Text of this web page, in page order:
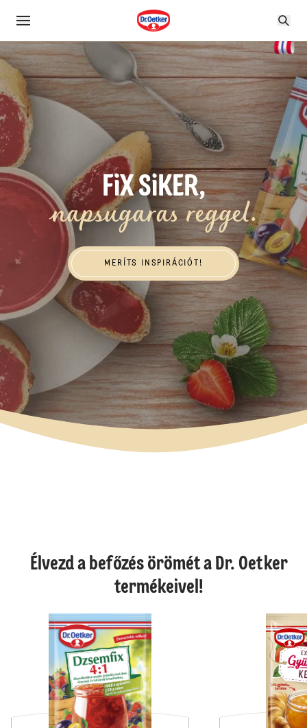
FiX SiKER,
napsugaras reggel.
Meríts inspirációt!
MERÍTS INSPIRÁCIÓT!
Élvezd a befőzés örömét a Dr. Oetker
termékeivel!